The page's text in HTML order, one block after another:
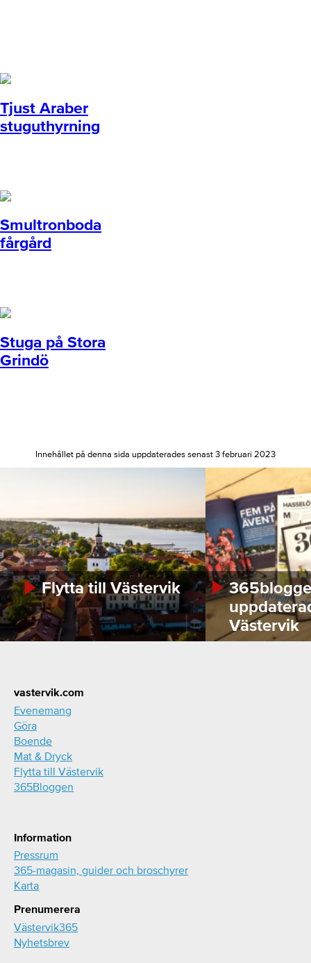
Tjust Araber
stuguthyrning
Smultronboda
fårgård
Stuga på Stora
Grindö
Innehållet på denna sida uppdaterades senast 3 februari 2023
Flytta till Västervik
Västervik
Footer
vastervik.com
Evenemang
Göra
Boende
Mat & Dryck
Flytta till Västervik
365Bloggen
Information
Pressrum
365-magasin, guider och broschyrer
Karta
Prenumerera
Västervik365
Nyhetsbrev